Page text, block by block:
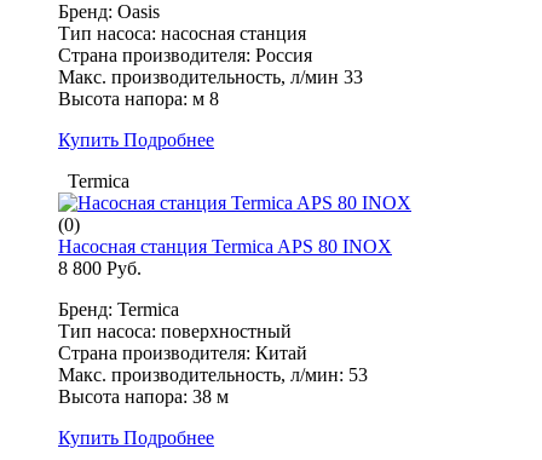
Бренд: Oasis
Тип насоса: насосная станция
Страна производителя: Россия
Макс. производительность, л/мин 33
Высота напора: м 8
Купить Подробнее
Termica
(0)
Насосная станция Termica APS 80 INOX
8 800 Руб.
Бренд: Termica
Тип насоса: поверхностный
Страна производителя: Китай
Макс. производительность, л/мин: 53
Высота напора: 38 м
Купить Подробнее